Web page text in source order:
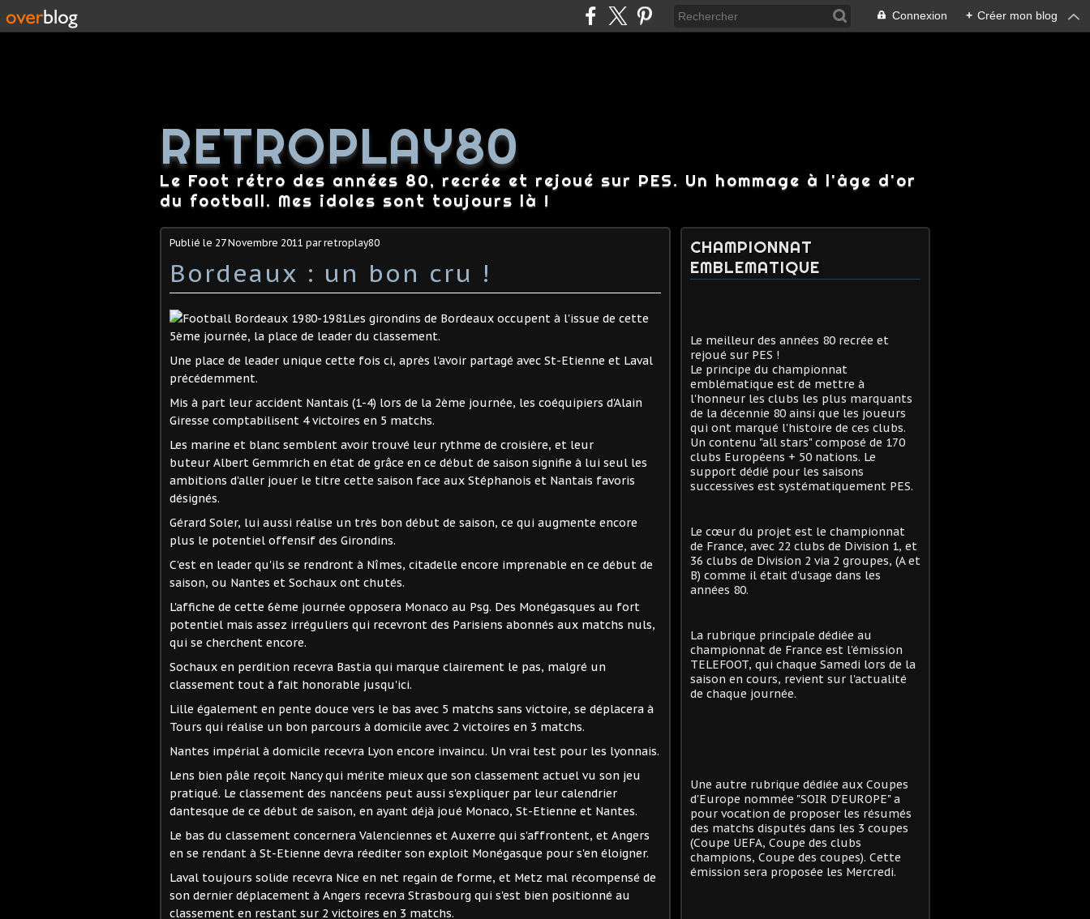
Connexion + Créer mon blog
RETROPLAY80
Le Foot rétro des années 80, recrée et rejoué sur PES. Un hommage à l'âge d'or
du football. Mes idoles sont toujours là !
Publié le 27 Novembre 2011 par retroplay80
Bordeaux : un bon cru !
Les girondins de Bordeaux occupent à l'issue de cette
5ème journée, la place de leader du classement.
Une place de leader unique cette fois ci, après l'avoir partagé avec St-Etienne et Laval
précédemment.
Mis à part leur accident Nantais (1-4) lors de la 2ème journée, les coéquipiers d'Alain
Giresse comptabilisent 4 victoires en 5 matchs.
Les marine et blanc semblent avoir trouvé leur rythme de croisière, et leur
buteur Albert Gemmrich en état de grâce en ce début de saison signifie à lui seul les
ambitions d'aller jouer le titre cette saison face aux Stéphanois et Nantais favoris
désignés.
Gérard Soler, lui aussi réalise un très bon début de saison, ce qui augmente encore
plus le potentiel offensif des Girondins.
C'est en leader qu'ils se rendront à Nîmes, citadelle encore imprenable en ce début de
saison, ou Nantes et Sochaux ont chutés.
L'affiche de cette 6ème journée opposera Monaco au Psg. Des Monégasques au fort
potentiel mais assez irréguliers qui recevront des Parisiens abonnés aux matchs nuls,
qui se cherchent encore.
Sochaux en perdition recevra Bastia qui marque clairement le pas, malgré un
classement tout à fait honorable jusqu'ici.
Lille également en pente douce vers le bas avec 5 matchs sans victoire, se déplacera à
Tours qui réalise un bon parcours à domicile avec 2 victoires en 3 matchs.
Nantes impérial à domicile recevra Lyon encore invaincu. Un vrai test pour les lyonnais.
Lens bien pâle reçoit Nancy qui mérite mieux que son classement actuel vu son jeu
pratiqué. Le classement des nancéens peut aussi s'expliquer par leur calendrier
dantesque de ce début de saison, en ayant déjà joué Monaco, St-Etienne et Nantes.
Le bas du classement concernera Valenciennes et Auxerre qui s'affrontent, et Angers
en se rendant à St-Etienne devra réediter son exploit Monégasque pour s'en éloigner.
Laval toujours solide recevra Nice en net regain de forme, et Metz mal récompensé de
son dernier déplacement à Angers recevra Strasbourg qui s'est bien positionné au
classement en restant sur 2 victoires en 3 matchs.
CHAMPIONNAT
EMBLEMATIQUE
Le meilleur des années 80 recrée et
rejoué sur PES !
Le principe du championnat
emblématique est de mettre à
l'honneur les clubs les plus marquants
de la décennie 80 ainsi que les joueurs
qui ont marqué l'histoire de ces clubs.
Un contenu "all stars" composé de 170
clubs Européens + 50 nations. Le
support dédié pour les saisons
successives est systématiquement PES.
Le cœur du projet est le championnat
de France, avec 22 clubs de Division 1, et
36 clubs de Division 2 via 2 groupes, (A et
B) comme il était d'usage dans les
années 80.
La rubrique principale dédiée au
championnat de France est l'émission
TELEFOOT, qui chaque Samedi lors de la
saison en cours, revient sur l'actualité
de chaque journée.
Une autre rubrique dédiée aux Coupes
d'Europe nommée "SOIR D'EUROPE" a
pour vocation de proposer les résumés
des matchs disputés dans les 3 coupes
(Coupe UEFA, Coupe des clubs
champions, Coupe des coupes). Cette
émission sera proposée les Mercredi.